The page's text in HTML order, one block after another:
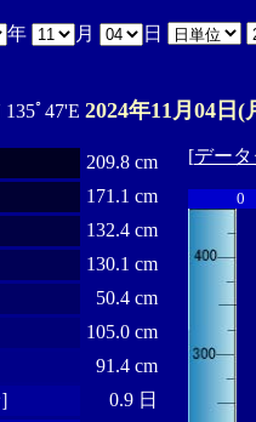
年 月 日
135ﾟ47'E 2024年11月04日(
209.8 cm
171.1 cm
132.4 cm
130.1 cm
50.4 cm
105.0 cm
91.4 cm
0.9 日
[デー
0